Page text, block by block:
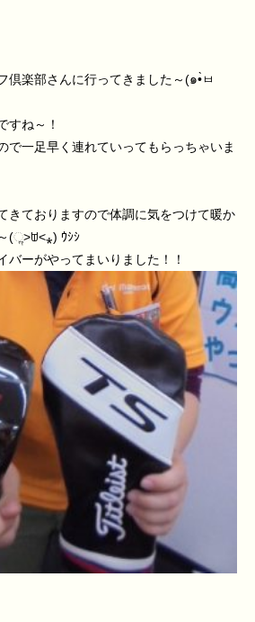
倶楽部さんに行ってきました～(๑•̀ㅂ
すね～！
で一足早く連れていってもらっちゃいま
きておりますので体調に気をつけて暖か
(ૢ˃ꌂ˂⁎) ｳｼｼ
バーがやってまいりました！！